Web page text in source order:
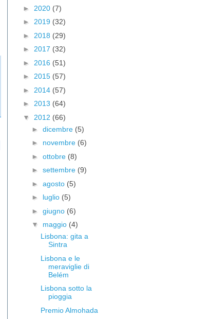
► 2020 (7)
► 2019 (32)
► 2018 (29)
► 2017 (32)
► 2016 (51)
► 2015 (57)
► 2014 (57)
► 2013 (64)
▼ 2012 (66)
► dicembre (5)
► novembre (6)
► ottobre (8)
► settembre (9)
► agosto (5)
► luglio (5)
► giugno (6)
▼ maggio (4)
Lisbona: gita a
Sintra
Lisbona e le
meraviglie di
Belém
Lisbona sotto la
pioggia
Premio Almohada